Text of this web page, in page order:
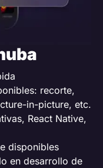
recorte,
in-picture, etc.
React Native,
disponibles
en desarrollo de